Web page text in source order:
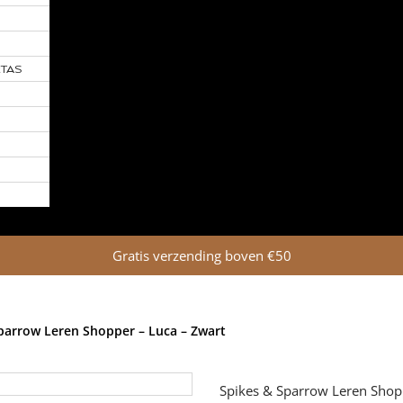
Gratis verzending boven €50
Leren Shopper – Luca – Zwart
Spikes & Sparrow Leren